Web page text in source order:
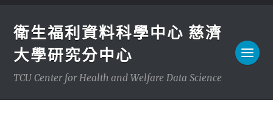
衛生福利資料科學中心 慈濟
大學研究分中心
TCU Center for Health and Welfare Data Science